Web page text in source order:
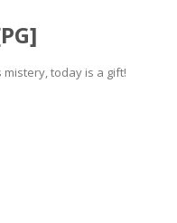
today is a gift!